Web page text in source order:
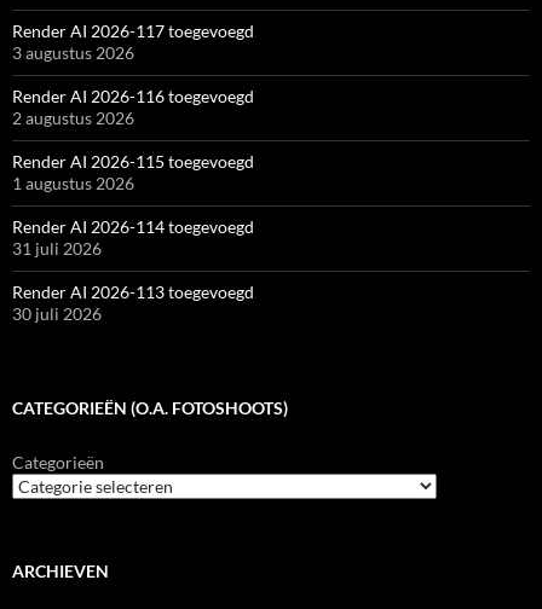
Render AI 2026-117 toegevoegd
3 augustus 2026
Render AI 2026-116 toegevoegd
2 augustus 2026
Render AI 2026-115 toegevoegd
1 augustus 2026
Render AI 2026-114 toegevoegd
31 juli 2026
Render AI 2026-113 toegevoegd
30 juli 2026
CATEGORIEËN (O.A. FOTOSHOOTS)
Categorieën
ARCHIEVEN